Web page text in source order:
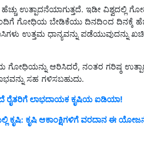
ಉತ್ಪಾದನೆಯಾಗುತ್ತದೆ. ಇಡೀ ವಿಶ್ವದಲ್ಲಿ
ಗೋಧಿಯ ಬೇಡಿಕೆಯು ದಿನದಿಂದ ದಿನಕ್ಕೆ
ಉತ್ತಮ ಧಾನ್ಯವನ್ನು ಪಡೆಯುವುದನ್ನು
ಗೋಧಿಯನ್ನು ಆರಿಸಿದರೆ, ನಂತರ ಗರಿಷ್ಠ
ಸಹ ಗಳಿಸಬಹುದು.
ರೈತರಿಗೆ ಲಾಭದಾಯಕ ಕೃಷಿಯ ಐಡಿಯಾ!
ಕೃಷಿ: ಕೃಷಿ ಆಕಾಂಕ್ಷಿಗಳಿಗೆ ವರದಾನ ಈ